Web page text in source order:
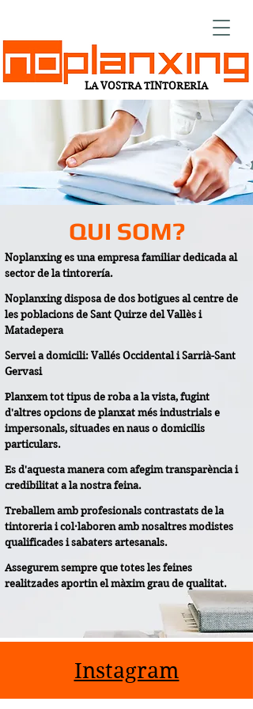
LA VOSTRA TINTORERIA
QUI SOM?
Noplanxing es una empresa familiar dedicada al
sector de la tintorería.
Noplanxing disposa de dos botigues al centre de
les poblacions de Sant Quirze del Vallès i
Matadepera
Servei a domicili: Vallés Occidental i Sarrià-Sant
Gervasi
Planxem tot tipus de roba a la vista, fugint
d'altres opcions de planxat més industrials e
impersonals, situades en naus o domicilis
particulars.
Es d'aquesta manera com afegim transparència i
credibilitat a la nostra feina.
Treballem amb profesionals contrastats de la
tintoreria i col·laboren amb nosaltres modistes
qualificades i sabaters artesanals.
Assegurem sempre que totes les feines
realitzades aportin el màxim grau de qualitat.
Instagram